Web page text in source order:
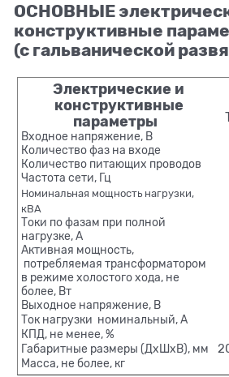
ОСНОВНЫЕ
конструктивные
(с гальванической
Электрические и
конструктивные
параметры
Входное напряжение, В
Количество фаз на входе
Количество питающих проводов
Частота сети, Гц
Номинальная мощность нагрузки,
кВА
Токи по фазам при полной
нагрузке, А
Активная мощность,
потребляемая трансформатором
в режиме холостого хода, не
более, Вт
Выходное напряжение, В
Ток нагрузки номинальный, А
КПД, не менее, %
Габаритные размеры (ДхШхВ), мм
Масса, не более, кг